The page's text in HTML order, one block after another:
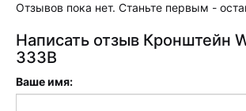
Отзывов пока нет. Станьте первым -
Написать отзыв Кронштейн
333B
Ваше имя: